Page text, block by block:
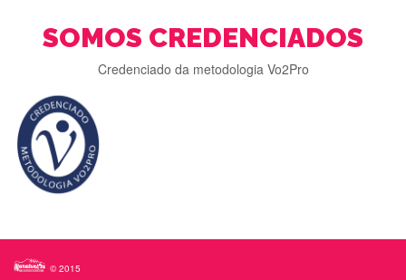
SOMOS CREDENCIADOS
Credenciado da metodologia Vo2Pro
© 2015